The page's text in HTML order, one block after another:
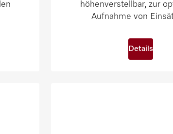
höhenverstellbar, zur
Aufnahme von
Details